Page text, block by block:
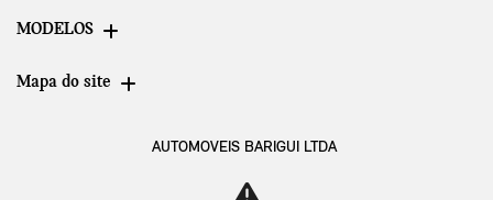
MODELOS
Mapa do site
AUTOMOVEIS BARIGUI LTDA
CNPJ: 09.602.000/0003-06